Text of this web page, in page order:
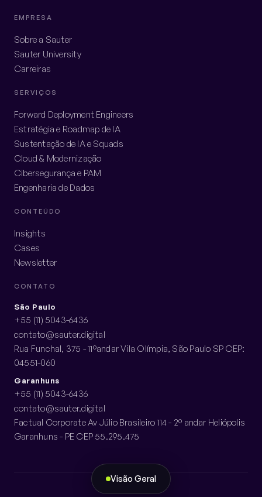
EMPRESA
Sobre a Sauter
Sauter University
Carreiras
SERVIÇOS
Forward Deployment Engineers
Estratégia e Roadmap de IA
Sustentação de IA e Squads
Cloud & Modernização
Cibersegurança e PAM
Engenharia de Dados
CONTEÚDO
Insights
Cases
Newsletter
CONTATO
São Paulo
+55 (11) 5043-6436
contato@sauter.digital
Rua Funchal, 375 - 11ºandar Vila Olímpia, São Paulo SP CEP:
04551-060
Garanhuns
+55 (11) 5043-6436
contato@sauter.digital
Factual Corporate Av Júlio Brasileiro 114 - 2º andar Heliópolis
Garanhuns - PE CEP 55.295.475
Visão Geral